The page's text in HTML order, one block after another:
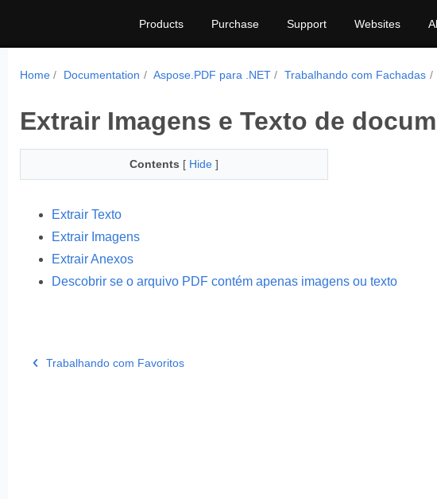
Products Purchase Support Websites
Home Documentation Aspose.PDF para .NET Trabalhando com Fachadas
Extrair Imagens e Texto de
Contents [ Hide ]
Extrair Texto
Extrair Imagens
Extrair Anexos
Descobrir se o arquivo PDF contém apenas imagens ou texto
Trabalhando com Favoritos